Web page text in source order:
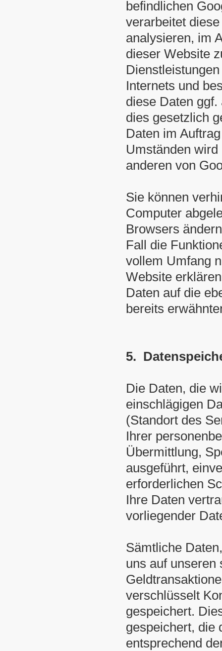
befindlichen
verarbeitet
analysieren, im
dieser Website
Internets und
diese Daten
dies gesetzlich
Daten im
Umständen
anderen von
Sie können
Computer
Browsers
Fall die
vollem Umfang
Website
Daten auf die
bereits
5.
Die Daten, die
einschlägigen
(Standort des
Ihrer
Übermittlung,
ausgeführt,
erforderlichen
Ihre Daten
vorliegender
Sämtliche
uns auf unseren
verschlüsselt
gespeichert.
gespeichert, die
entsprechend